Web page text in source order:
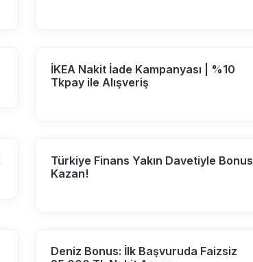
İKEA Nakit İade Kampanyası | %10
Tkpay ile Alışveriş
Türkiye Finans Yakın Davetiyle Bonus
Kazan!
Deniz Bonus: İlk Başvuruda Faizsiz